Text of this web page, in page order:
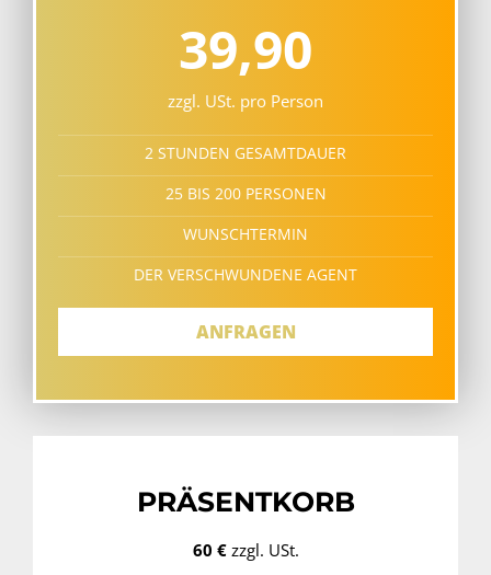
39,90
zzgl. USt. pro Person
2 STUNDEN GESAMTDAUER
25 BIS 200 PERSONEN
WUNSCHTERMIN
DER VERSCHWUNDENE AGENT
ANFRAGEN
PRÄSENTKORB
60 € zzgl. USt.